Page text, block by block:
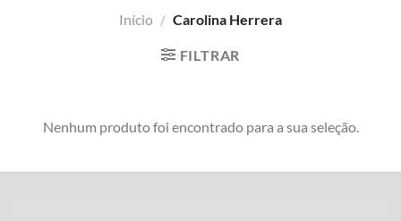
Início / Carolina Herrera
FILTRAR
Nenhum produto foi encontrado para a sua seleção.